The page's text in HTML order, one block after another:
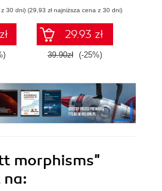
z 30 dni) (29,93 zł najniższa cena z 30 dni)
29.93 zł
39.90zł (-25%)
morphisms"
na: